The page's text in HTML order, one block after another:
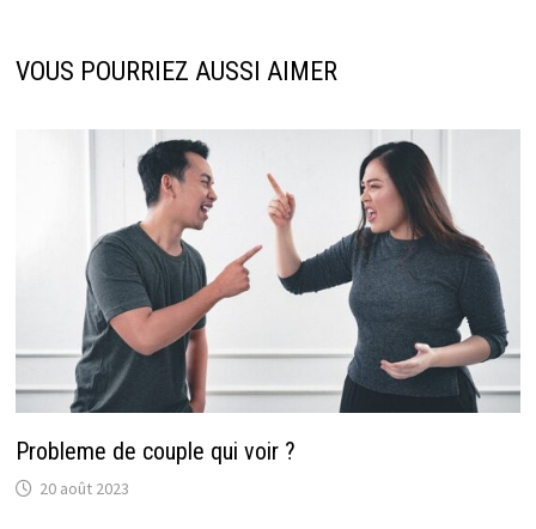
VOUS POURRIEZ AUSSI AIMER
Probleme de couple qui voir ?
20 août 2023